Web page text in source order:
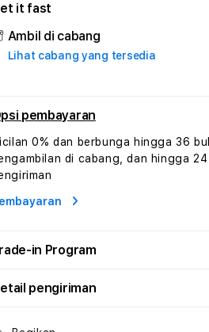
12SHIO5
#3
TradiTours
Jasa
Paket
Wisata
Tunisia
Profesional
TradiTours
Jasa
Wisata
Tunisia
it fast
Ambil di cabang
Lihat cabang yang tersedia
pembayaran
0% dan berbunga hingga 36
di cabang, dan hingga
in Program
pengiriman